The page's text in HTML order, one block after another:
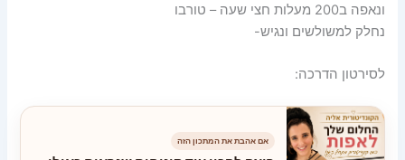
ונאפה ב200 מעלות חצי שעה – טורבו
נחלק למשולשים ונגיש-
לסירטון הדרכה:
אם אהבת את המתכון הזה